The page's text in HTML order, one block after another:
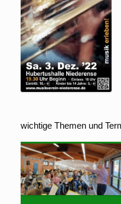
wichtige Themen und